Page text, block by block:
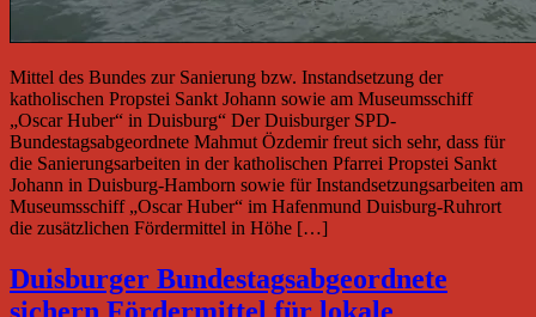
Mittel des Bundes zur Sanierung bzw. Instandsetzung der
katholischen Propstei Sankt Johann sowie am Museumsschiff
„Oscar Huber“ in Duisburg“ Der Duisburger SPD-
Bundestagsabgeordnete Mahmut Özdemir freut sich sehr, dass für
die Sanierungsarbeiten in der katholischen Pfarrei Propstei Sankt
Johann in Duisburg-Hamborn sowie für Instandsetzungsarbeiten am
Museumsschiff „Oscar Huber“ im Hafenmund Duisburg-Ruhrort
die zusätzlichen Fördermittel in Höhe […]
Duisburger Bundestagsabgeordnete
sichern Fördermittel für lokale